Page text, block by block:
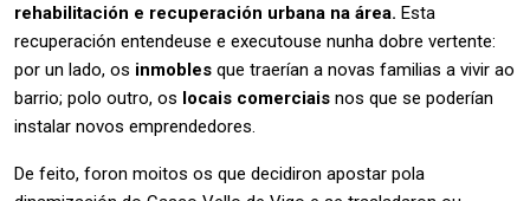
rehabilitación e recuperación urbana na área. Esta
recuperación entendeuse e executouse nunha dobre vertente:
por un lado, os inmobles que traerían a novas familias a vivir ao
barrio; polo outro, os locais comerciais nos que se poderían
instalar novos emprendedores.
De feito, foron moitos os que decidiron apostar pola